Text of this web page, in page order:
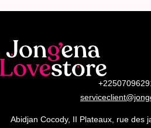
Abidjan Cocody, II Plateaux, rue des